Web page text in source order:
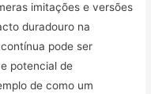
imitações e versões
duradouro na
pode ser
potencial de
de como um